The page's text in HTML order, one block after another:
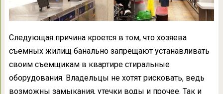
Следующая причина кроется в том, что хозяева
съемных жилищ банально запрещают устанавливать
своим съемщикам в квартире стиральные
оборудования. Владельцы не хотят рисковать, ведь
возможны замыкания, утечки воды и прочее. Так и